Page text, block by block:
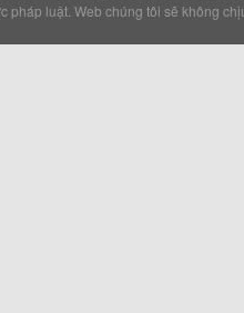
pháp luật. Web chúng tôi sẽ không